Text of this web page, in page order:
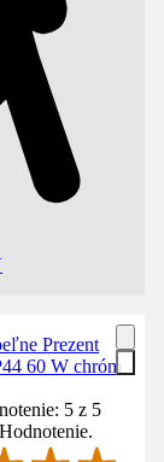
Prezent
60 W chróm
5 z 5